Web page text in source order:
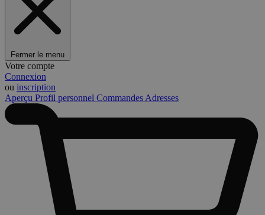
Fermer le menu
Votre compte
Connexion
ou inscription
Aperçu Profil personnel Commandes Adresses